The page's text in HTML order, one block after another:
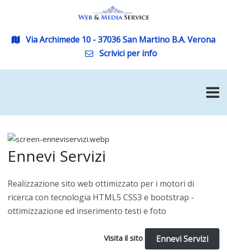
Via Archimede 10 - 37036 San Martino B.A. Verona
Scrivici per info
Ennevi Servizi
Realizzazione sito web ottimizzato per i motori di
ricerca con tecnologia HTML5 CSS3 e bootstrap -
ottimizzazione ed inserimento testi e foto
Visita il sito Ennevi Servizi